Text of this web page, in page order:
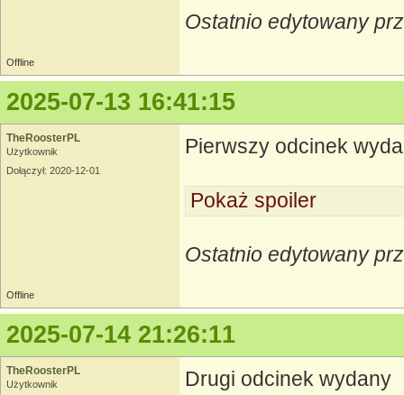
Ostatnio edytowany
Offline
2025-07-13 16:41:15
TheRoosterPL
Użytkownik
Dołączył: 2020-12-01
Pierwszy odcinek
Pokaż spoiler
Ostatnio edytowany
Offline
2025-07-14 21:26:11
TheRoosterPL
Użytkownik
Drugi odcinek wydany